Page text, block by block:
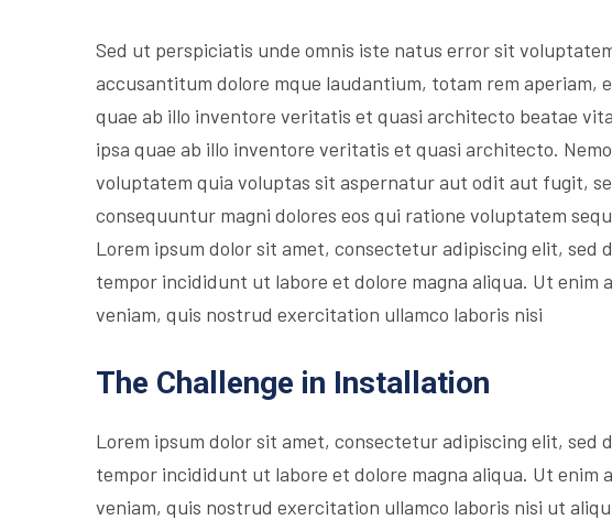
Sed ut perspiciatis unde omnis iste natus error sit
accusantitum dolore mque laudantium, totam rem aperiam,
quae ab illo inventore veritatis et quasi architecto beatae
ipsa quae ab illo inventore veritatis et quasi architecto.
voluptatem quia voluptas sit aspernatur aut odit aut fugit,
consequuntur magni dolores eos qui ratione voluptatem
Lorem ipsum dolor sit amet, consectetur adipiscing elit, sed
tempor incididunt ut labore et dolore magna aliqua. Ut enim
veniam, quis nostrud exercitation ullamco laboris nisi
The Challenge in Installation
Lorem ipsum dolor sit amet, consectetur adipiscing elit, sed
tempor incididunt ut labore et dolore magna aliqua. Ut enim
veniam, quis nostrud exercitation ullamco laboris nisi ut